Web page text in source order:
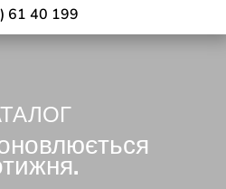
61 40 199